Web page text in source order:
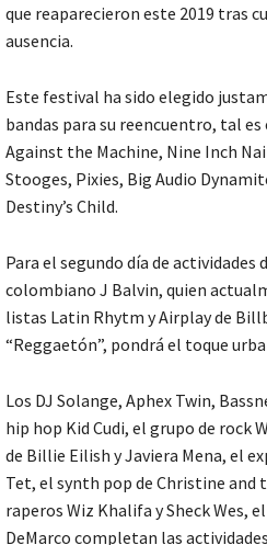
que reaparecieron este 2019 tras
ausencia.
Este festival ha sido elegido
bandas para su reencuentro, tal es
Against the Machine, Nine Inch
Stooges, Pixies, Big Audio
Destiny’s Child.
Para el segundo día de actividades
colombiano J Balvin, quien
listas Latin Rhytm y Airplay de
“Reggaetón”, pondrá el toque
Los DJ Solange, Aphex Twin,
hip hop Kid Cudi, el grupo de rock
de Billie Eilish y Javiera Mena, el
Tet, el synth pop de Christine and
raperos Wiz Khalifa y Sheck Wes,
DeMarco completan las